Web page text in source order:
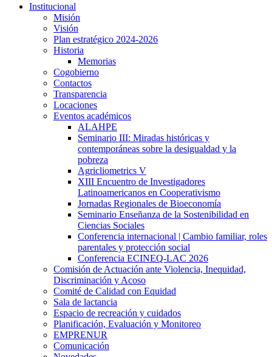
Institucional
Misión
Visión
Plan estratégico 2024-2026
Historia
Memorias
Cogobierno
Contactos
Transparencia
Locaciones
Eventos académicos
ALAHPE
Seminario III: Miradas históricas y
contemporáneas sobre la desigualdad y la
pobreza
Agricliometrics V
XIII Encuentro de Investigadores
Latinoamericanos en Cooperativismo
Jornadas Regionales de Bioeconomía
Seminario Enseñanza de la Sostenibilidad en
Ciencias Sociales
Conferencia internacional | Cambio familiar, roles
parentales y protección social
Conferencia ECINEQ-LAC 2026
Comisión de Actuación ante Violencia, Inequidad,
Discriminación y Acoso
Comité de Calidad con Equidad
Sala de lactancia
Espacio de recreación y cuidados
Planificación, Evaluación y Monitoreo
EMPRENUR
Comunicación